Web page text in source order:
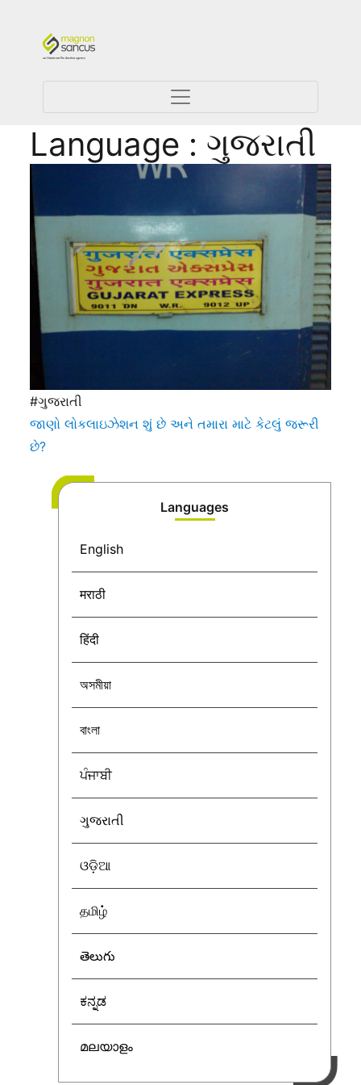
Language : ગુજરાતી
#ગુજરાતી
જાણો લોકલાઇઝેશન શું છે અને તમારા માટે કેટલું જરૂરી
છે?
Languages
English
मराठी
हिंदी
অসমীয়া
বাংলা
ਪੰਜਾਬੀ
ગુજરાતી
ଓଡ଼ିଆ
தமிழ்
తెలుగు
ಕನ್ನಡ
മലയാളം